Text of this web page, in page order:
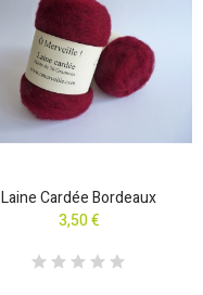
Laine Cardée Bordeaux
3,50 €